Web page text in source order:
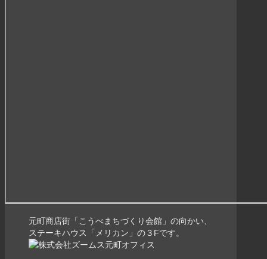
元町商店街「こうべまちづくり会館」の向かい、
ステーキハウス「メリカン」の３Fです。